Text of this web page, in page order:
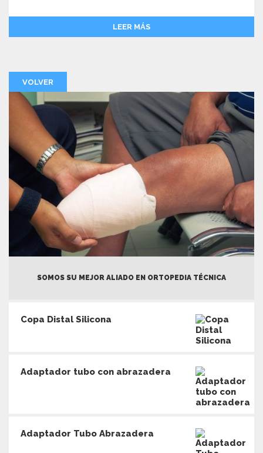
LEER MÁS
VOLVER
SOMOS SU MEJOR ALIADO EN ORTOPEDIA TÉCNICA
Copa Distal Silicona
Adaptador tubo con abrazadera
Adaptador Tubo Abrazadera